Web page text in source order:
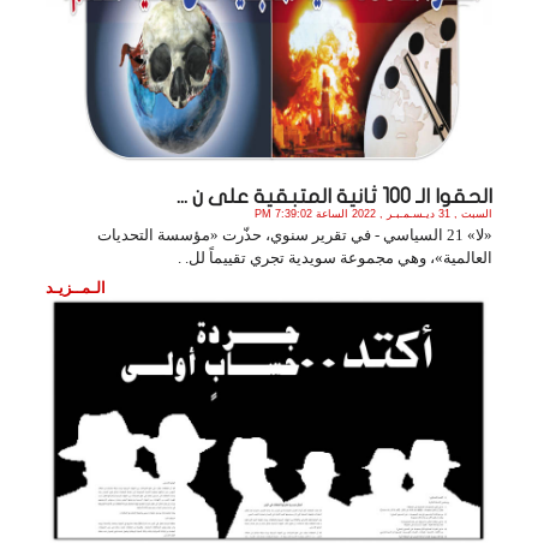
الحقوا الـ 100 ثانية المتبقية على ن ...
السبت , 31 ديـسـمـبـر , 2022 الساعة 7:39:02 PM
«لا» 21 السياسي - في تقرير سنوي، حذّرت «مؤسسة التحديات
العالمية»، وهي مجموعة سويدية تجري تقييماً لل. .
الـمــزيـد